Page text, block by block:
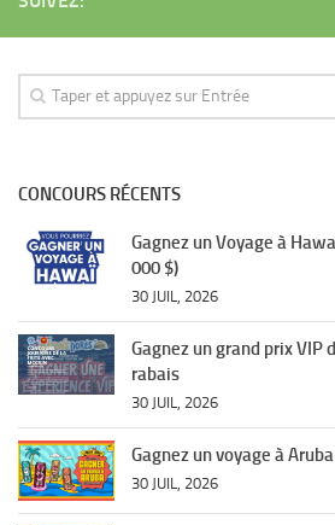
CONCOURS RÉCENTS
Gagnez un Voyage à
000 $)
30 JUIL, 2026
Gagnez un grand prix VIP
rabais
30 JUIL, 2026
Gagnez un voyage à
30 JUIL, 2026